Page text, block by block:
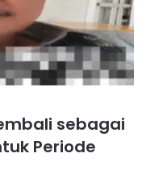
sebagai
Periode